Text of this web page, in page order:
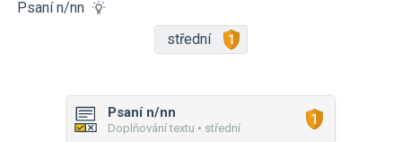
Psaní n/nn
střední
Psaní n/nn
Doplňování textu • střední